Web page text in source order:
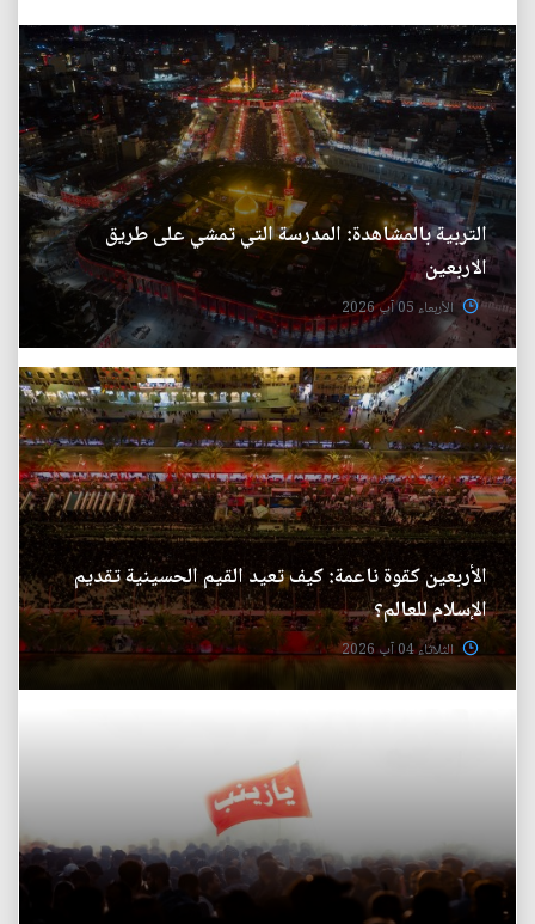
التربية بالمشاهدة: المدرسة التي تمشي على طريق
الاربعين
الأربعاء 05 آب 2026
الأربعين كقوة ناعمة: كيف تعيد القيم الحسينية تقديم
الإسلام للعالم؟
الثلاثاء 04 آب 2026